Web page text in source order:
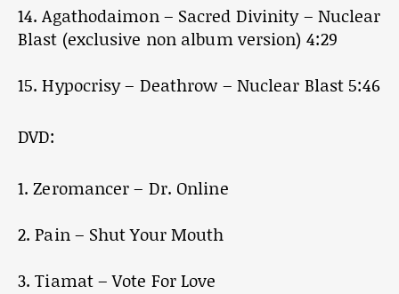
14. Agathodaimon – Sacred Divinity – Nuclear
Blast (exclusive non album version) 4:29
15. Hypocrisy – Deathrow – Nuclear Blast 5:46
DVD:
1. Zeromancer – Dr. Online
2. Pain – Shut Your Mouth
3. Tiamat – Vote For Love